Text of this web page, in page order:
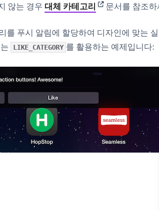
않는 경우 대체 카테고리 (opens in new
문서를 참조하
를 푸시 알림에 할당하여 디자인에 맞는
LIKE_CATEGORY 를 활용하는 예제입니다: